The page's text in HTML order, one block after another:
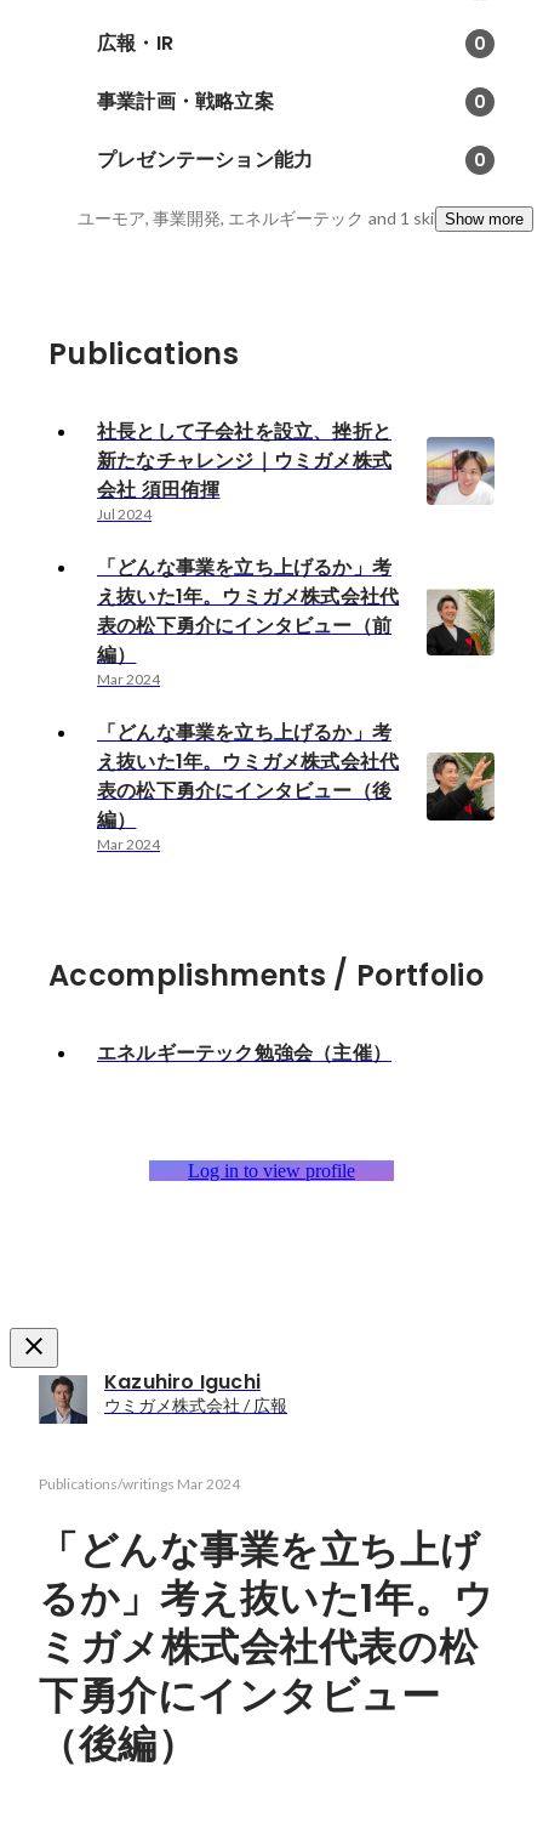
広報・IR 0
事業計画・戦略立案 0
プレゼンテーション能力 0
ユーモア, 事業開発, エネルギーテック and 1 skillsShow more
Publications
社長として子会社を設立、挫折と
新たなチャレンジ｜ウミガメ株式
会社 須田侑揮
Jul 2024
「どんな事業を立ち上げるか」考
え抜いた1年。ウミガメ株式会社代
表の松下勇介にインタビュー（前
編）
Mar 2024
「どんな事業を立ち上げるか」考
え抜いた1年。ウミガメ株式会社代
表の松下勇介にインタビュー（後
編）
Mar 2024
Accomplishments / Portfolio
エネルギーテック勉強会（主催）
Log in to view profile
Kazuhiro Iguchi
ウミガメ株式会社 / 広報
Publications/writings Mar 2024
「どんな事業を立ち上げ
るか」考え抜いた1年。ウ
ミガメ株式会社代表の松
下勇介にインタビュー
（後編）